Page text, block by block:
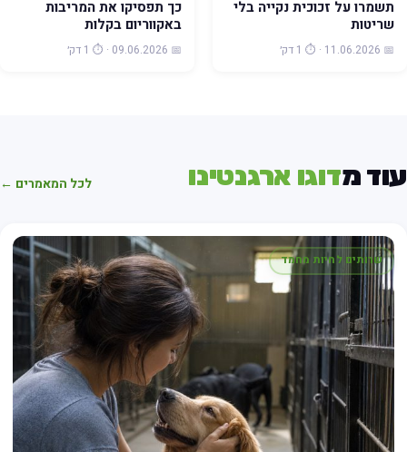
תשמרו על זכוכית נקייה בלי
שריטות
📅 11.06.2026 · ⏱️ 1 דק׳
כך תפסיקו את המריבות
באקווריום בקלות
📅 09.06.2026 · ⏱️ 1 דק׳
מדוגו ארגנטינו לכל המאמרים ←
שרותים לחיות מחמד